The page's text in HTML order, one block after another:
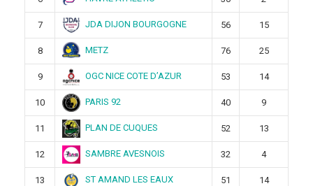
7 JDA DIJON BOURGOGNE 56 15
8 METZ 76 25
9 OGC NICE COTE D’AZUR 53 14
10 PARIS 92 40 9
11 PLAN DE CUQUES 52 13
12 SAMBRE AVESNOIS 32 4
13 ST AMAND LES EAUX 51 14